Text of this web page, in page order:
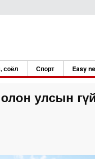
соёл Спорт Easy
улсын